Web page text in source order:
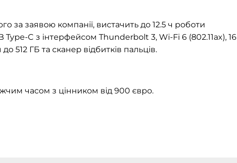
за заявою компанії, вистачить до 12.5 ч роботи
C з інтерфейсом Thunderbolt 3, Wi-Fi 6 (802.11ax), 16
512 ГБ та сканер відбитків пальців.
часом з цінником від 900 євро.